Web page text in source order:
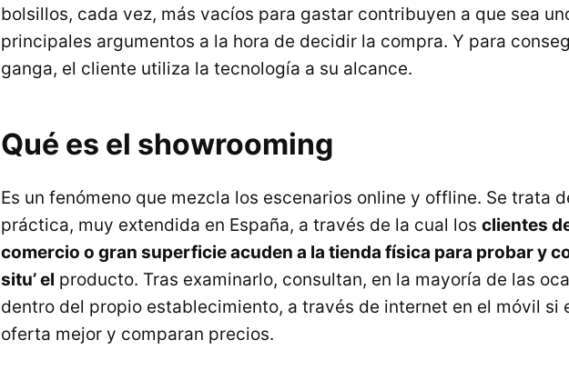
bolsillos, cada vez, más vacíos para gastar contribuyen a que sea
principales argumentos a la hora de decidir la compra. Y para
ganga, el cliente utiliza la tecnología a su alcance.
Qué es el showrooming
Es un fenómeno que mezcla los escenarios online y offline. Se trata
práctica, muy extendida en España, a través de la cual los clientes
comercio o gran superficie acuden a la tienda física para probar y
situ’ el producto. Tras examinarlo, consultan, en la mayoría de las
dentro del propio establecimiento, a través de internet en el móvil si
oferta mejor y comparan precios.